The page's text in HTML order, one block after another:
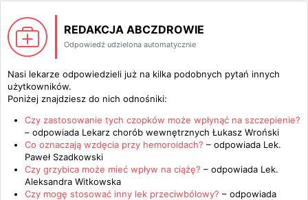
REDAKCJA ABCZDROWIE
Odpowiedź udzielona automatycznie
Nasi lekarze odpowiedzieli już na kilka podobnych pytań innych
użytkowników.
Poniżej znajdziesz do nich odnośniki:
Czy zastosowanie tych czopków może wpłynąć na szczepienie?
– odpowiada Lekarz chorób wewnętrznych Łukasz Wroński
Co oznaczają wzdęcia przy hemoroidach? – odpowiada Lek.
Paweł Szadkowski
Czy grzybica może mieć wpływ na ciążę? – odpowiada Lek.
Aleksandra Witkowska
Czy mogę stosować inny lek przeciwbólowy? – odpowiada